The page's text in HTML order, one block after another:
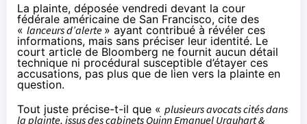
La plainte, déposée vendredi devant la cour
fédérale américaine de San Francisco, cite des
« lanceurs d’alerte » ayant contribué à révéler ces
informations, mais sans préciser leur identité. Le
court article de Bloomberg ne fournit aucun détail
technique ni procédural susceptible d’étayer ces
accusations, pas plus que de lien vers la plainte en
question.
Tout juste précise-t-il que « plusieurs avocats cités dans
la plainte, issus des cabinets Quinn Emanuel Urquhart &